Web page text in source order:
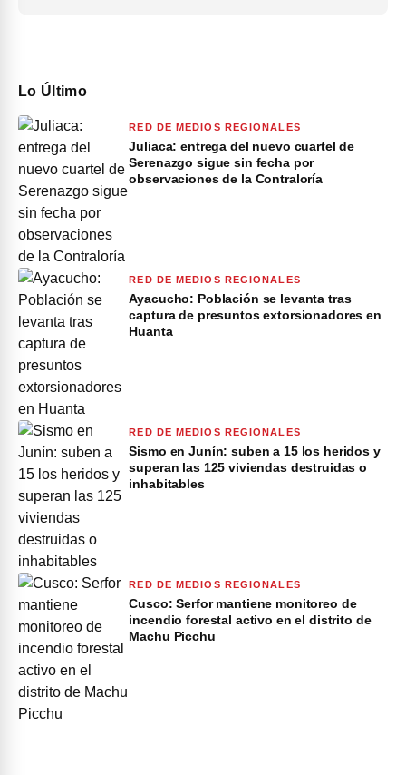
Lo Último
RED DE MEDIOS REGIONALES
Juliaca: entrega del nuevo cuartel de
Serenazgo sigue sin fecha por
observaciones de la Contraloría
RED DE MEDIOS REGIONALES
Ayacucho: Población se levanta tras
captura de presuntos extorsionadores en
Huanta
RED DE MEDIOS REGIONALES
Sismo en Junín: suben a 15 los heridos y
superan las 125 viviendas destruidas o
inhabitables
RED DE MEDIOS REGIONALES
Cusco: Serfor mantiene monitoreo de
incendio forestal activo en el distrito de
Machu Picchu